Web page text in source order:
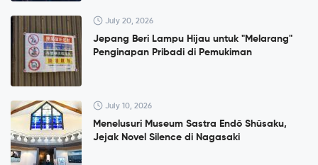
July 20, 2026
Jepang Beri Lampu Hijau untuk "Melarang"
Penginapan Pribadi di Pemukiman
July 10, 2026
Menelusuri Museum Sastra Endō Shūsaku,
Jejak Novel Silence di Nagasaki